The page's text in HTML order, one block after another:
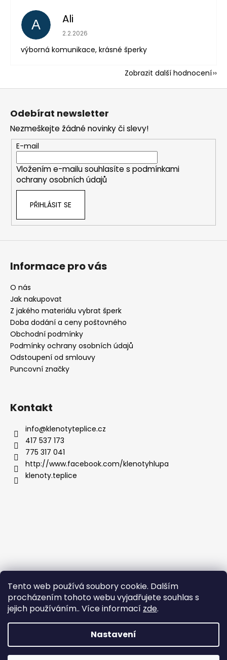
Tento web používá soubory cookie. Dalším
procházením tohoto webu vyjadřujete souhlas s
jejich používáním.. Více informací zde.
Nastavení
A Ali
Hodnocení obchodu je 5 z 5 hvězdiček.
2.2.2026
výborná komunikace, krásné šperky
Zobrazit další hodnocení
Z
Odebírat newsletter
Nezmeškejte žádné novinky či slevy!
E-mail
Vložením e-mailu souhlasíte s podmínkami
ochrany osobních údajů
PŘIHLÁSIT SE
Informace pro vás
O nás
Jak nakupovat
Z jakého materiálu vybrat šperk
Doba dodání a ceny poštovného
Obchodní podmínky
Podmínky ochrany osobních údajů
Odstoupení od smlouvy
Puncovní značky
Kontakt
info@klenotyteplice.cz
417 537 173
775 317 041
http://www.facebook.com/klenotyhlupa
klenoty.teplice
Copyright 2026Klenoty Teplice. Všechna práva